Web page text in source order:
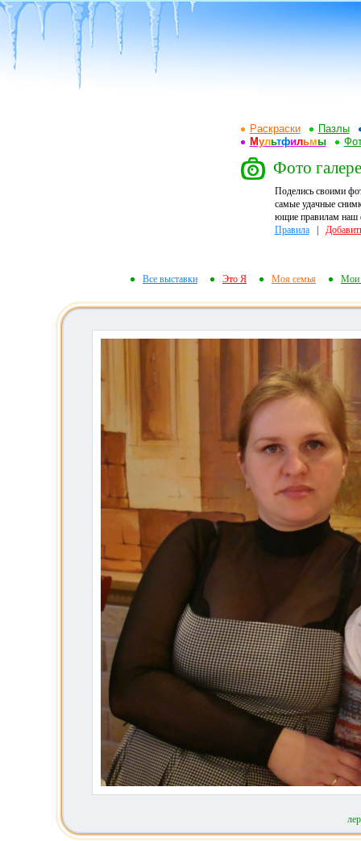
Раскраски
Пазлы
Мультфильмы
Фото
Поделись своими
самые удачные
ющие правилам наш
Правила|
Все выставки Это Я Моя семья Мои